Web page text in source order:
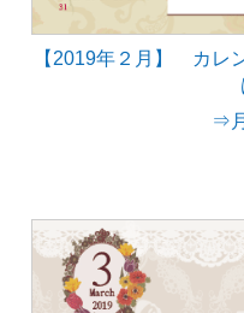
【2019年２月】 カレ
⇒